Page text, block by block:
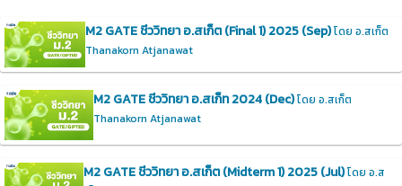
M2 GATE ชีววิทยา อ.สเก็ต (Final 1) 2025 (Sep)โดย อ.สเก็ต
Thanakorn Atjanawat
M2 GATE ชีววิทยา อ.สเก็ท 2024 (Dec)โดย อ.สเก็ต
Thanakorn Atjanawat
M2 GATE ชีววิทยา อ.สเก็ต (Midterm 1) 2025 (Jul)โดย อ.ส